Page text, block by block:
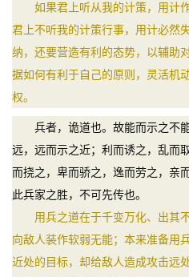
如果君上听从我的计策，用计
君上不听我的计策行事，用计必然
纳，还要营造有利的态势，以辅助
据如何有利于自己的原则，灵活机
权。
兵者，诡道也。故能而示之不能
远，远而示之近；利而诱之，乱而
而挠之，卑而骄之，逸而劳之，亲
此兵家之胜，不可先传也。
用兵之道在于千变万化、出其不
向敌人装作软弱无能；本来准备用
近处的目标，却给敌人造成攻击远